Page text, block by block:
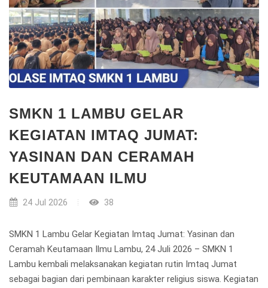
SMKN 1 LAMBU GELAR
KEGIATAN IMTAQ JUMAT:
YASINAN DAN CERAMAH
KEUTAMAAN ILMU
24 Jul 2026 38
SMKN 1 Lambu Gelar Kegiatan Imtaq Jumat: Yasinan dan
Ceramah Keutamaan Ilmu Lambu, 24 Juli 2026 – SMKN 1
Lambu kembali melaksanakan kegiatan rutin Imtaq Jumat
sebagai bagian dari pembinaan karakter religius siswa. Kegiatan